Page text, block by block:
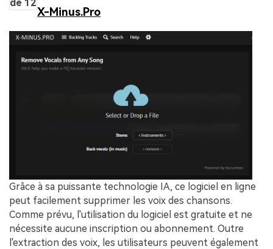
de 12
X-Minus.Pro
Grâce à sa puissante technologie IA, ce logiciel en ligne
peut facilement supprimer les voix des chansons.
Comme prévu, l'utilisation du logiciel est gratuite et ne
nécessite aucune inscription ou abonnement. Outre
l'extraction des voix, les utilisateurs peuvent également